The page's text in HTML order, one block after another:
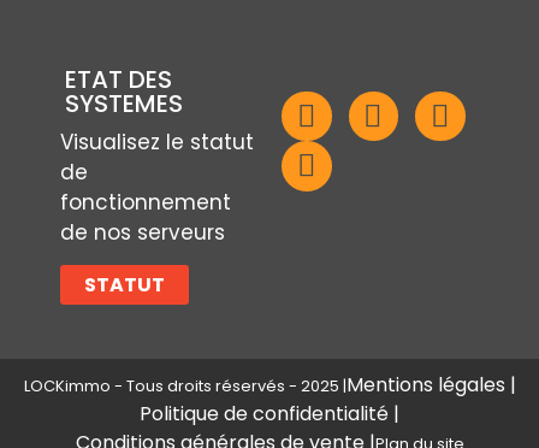
ETAT DES
SYSTEMES
Visualisez le statut
de
fonctionnement
de nos serveurs
STATUT
LOCKimmo - Tous droits réservés - 2025 |Mentions légales |
Politique de confidentialité |
Plan du site